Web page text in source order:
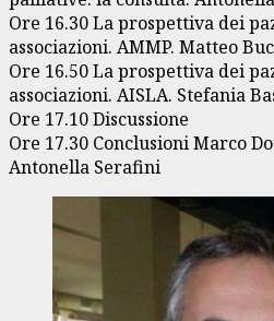
Ore 16.30 La prospettiva dei
associazioni. AMMP. Matteo
Ore 16.50 La prospettiva dei
associazioni. AISLA. Stefania
Ore 17.10 Discussione
Ore 17.30 Conclusioni Marco
Antonella Serafini